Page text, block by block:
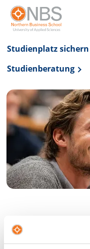
Zur Navigation springen
Zum Inhalt springen
Studienplatz sichern
Studienberatung
Der NBS-
Studieren